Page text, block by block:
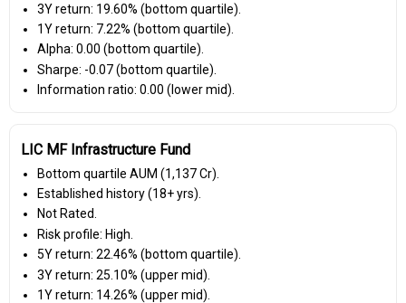
3Y return: 19.60% (bottom quartile).
1Y return: 7.22% (bottom quartile).
Alpha: 0.00 (bottom quartile).
Sharpe: -0.07 (bottom quartile).
Information ratio: 0.00 (lower mid).
LIC MF Infrastructure Fund
Bottom quartile AUM (₹1,137 Cr).
Established history (18+ yrs).
Not Rated.
Risk profile: High.
5Y return: 22.46% (bottom quartile).
3Y return: 25.10% (upper mid).
1Y return: 14.26% (upper mid).